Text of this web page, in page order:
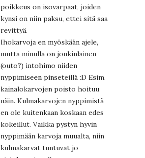
poikkeus on isovarpaat, joiden
kynsi on niin paksu, ettei sitä saa
revittyä.
Ihokarvoja en myöskään ajele,
mutta minulla on jonkinlainen
(outo?) intohimo niiden
nyppimiseen pinseteillä :D Esim.
kainalokarvojen poisto hoituu
näin. Kulmakarvojen nyppimistä
en ole kuitenkaan koskaan edes
kokeillut. Vaikka pystyn hyvin
nyppimään karvoja muualta, niin
kulmakarvat tuntuvat jo